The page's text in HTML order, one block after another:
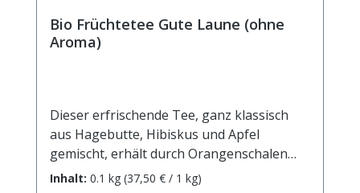
Bio Früchtetee Gute Laune (ohne
Aroma)
Dieser erfrischende Tee, ganz klassisch
aus Hagebutte, Hibiskus und Apfel
gemischt, erhält durch Orangenschalen
eine herb-frische Zitrusnote und einen
Inhalt: 0.1 kg (37,50 € / 1 kg)